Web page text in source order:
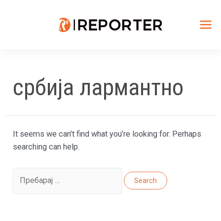
србија лармантно
It seems we can’t find what you’re looking for. Perhaps
searching can help.